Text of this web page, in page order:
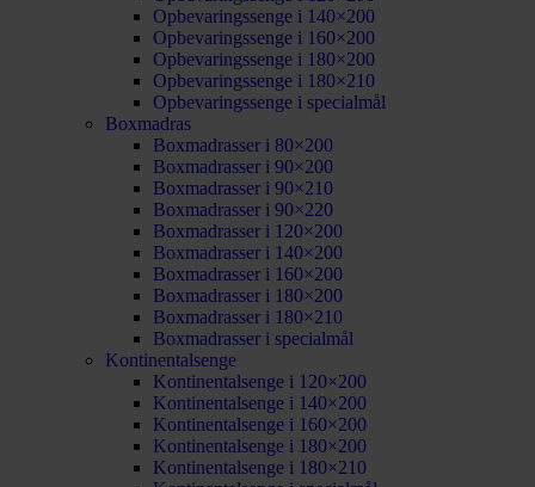
Opbevaringssenge i 140×200
Opbevaringssenge i 160×200
Opbevaringssenge i 180×200
Opbevaringssenge i 180×210
Opbevaringssenge i specialmål
Boxmadras
Boxmadrasser i 80×200
Boxmadrasser i 90×200
Boxmadrasser i 90×210
Boxmadrasser i 90×220
Boxmadrasser i 120×200
Boxmadrasser i 140×200
Boxmadrasser i 160×200
Boxmadrasser i 180×200
Boxmadrasser i 180×210
Boxmadrasser i specialmål
Kontinentalsenge
Kontinentalsenge i 120×200
Kontinentalsenge i 140×200
Kontinentalsenge i 160×200
Kontinentalsenge i 180×200
Kontinentalsenge i 180×210